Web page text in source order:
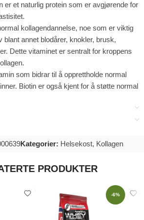
er et naturlig protein som er avgjørende for
kollagendannelse, noe som er viktig
blant annet blodårer, knokler, brusk,
Dette vitaminet er sentralt for kroppens
som bidrar til å opprettholde normal
Biotin er også kjent for å støtte normal
Kategorier: Helsekost, Kollagen
PRODUKTER
-6%